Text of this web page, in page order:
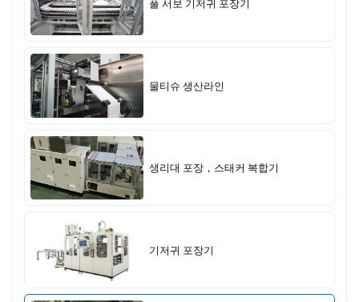
풀 서보 기저귀 포장기
물티슈 생산라인
생리대 포장，스태커 복합기
기저귀 포장기